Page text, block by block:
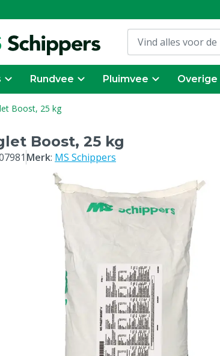
Rundvee Pluimvee Overige
Boost, 25 kg
Boost, 25 kg
Merk: MS Schippers